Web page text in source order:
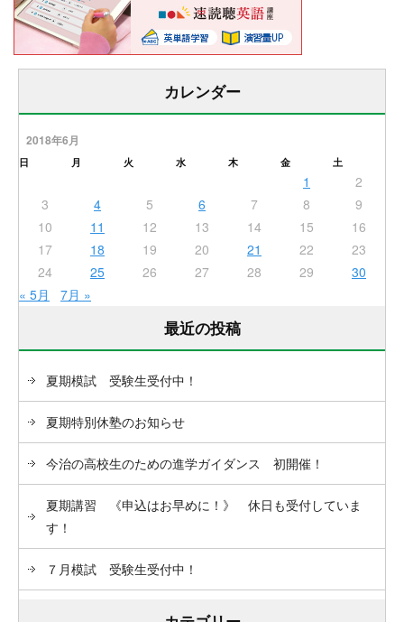
カレンダー
2018年6月
日 月 火 水 木 金 土
1
2
3
4 5 6 7 8
9
10
11 12 13 14 15
16
17
18 19 20 21 22
23
24
25 26 27 28 29
30
« 5月
7月 »
最近の投稿
夏期模試 受験生受付中！
夏期特別休塾のお知らせ
今治の高校生のための進学ガイダンス 初開催！
夏期講習 《申込はお早めに！》 休日も受付していま
す！
７月模試 受験生受付中！